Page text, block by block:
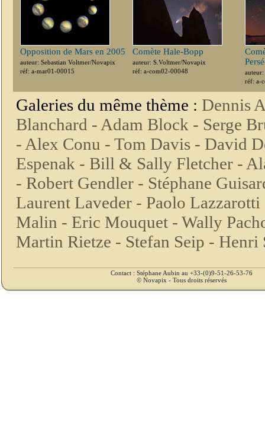
Opposition de Mars en 2005
auteur: Sebastian Voltmer/Novapix
réf: a-mar01-00015
Comète Hale-Bopp
auteur: S.Voltmer/Novapix
réf: a-com02-00048
réf: a-
Galeries du même thème : Dennis
Blanchard - Adam Block - Serge
- Alex Conu - Tom Davis - David
Espenak - Bill & Sally Fletcher -
- Robert Gendler - Stéphane
Laurent Laveder - Paolo
Malin - Eric Mouquet - Wally
Martin Rietze - Stefan Seip - Henri
Contact : Stéphane Aubin au +33-(0)9-51-26-53-76
© Novapix - Tous droits réservés